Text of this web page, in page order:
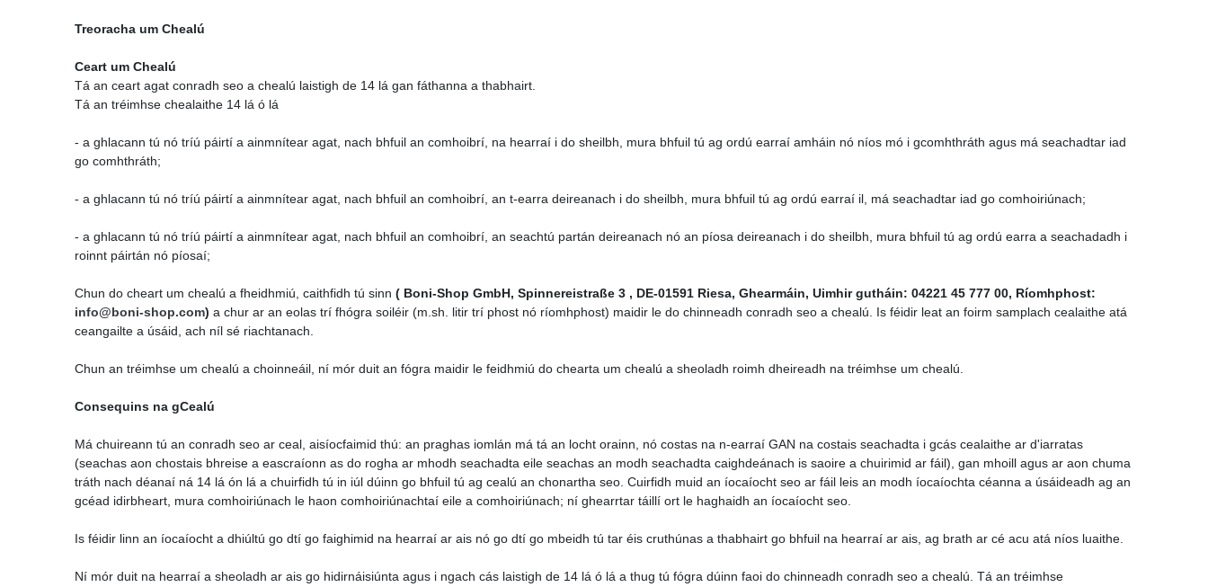
Treoracha um Chealú
Ceart um Chealú
Tá an ceart agat conradh seo a chealú laistigh de 14 lá gan fáthanna a thabhairt.
Tá an tréimhse chealaithe 14 lá ó lá
- a ghlacann tú nó tríú páirtí a ainmnítear agat, nach bhfuil an comhoibrí, na hearraí i do sheilbh, mura bhfuil tú ag ordú earraí amháin nó níos mó i gcomhthráth agus má seachadtar iad
go comhthráth;
- a ghlacann tú nó tríú páirtí a ainmnítear agat, nach bhfuil an comhoibrí, an t-earra deireanach i do sheilbh, mura bhfuil tú ag ordú earraí il, má seachadtar iad go comhoiriúnach;
- a ghlacann tú nó tríú páirtí a ainmnítear agat, nach bhfuil an comhoibrí, an seachtú partán deireanach nó an píosa deireanach i do sheilbh, mura bhfuil tú ag ordú earra a seachadadh i
roinnt páirtán nó píosaí;
Chun do cheart um chealú a fheidhmiú, caithfidh tú sinn ( Boni-Shop GmbH, Spinnereistraße 3 , DE-01591 Riesa, Ghearmáin, Uimhir gutháin: 04221 45 777 00, Ríomhphost:
info@boni-shop.com) a chur ar an eolas trí fhógra soiléir (m.sh. litir trí phost nó ríomhphost) maidir le do chinneadh conradh seo a chealú. Is féidir leat an foirm samplach cealaithe atá
ceangailte a úsáid, ach níl sé riachtanach.
Chun an tréimhse um chealú a choinneáil, ní mór duit an fógra maidir le feidhmiú do chearta um chealú a sheoladh roimh dheireadh na tréimhse um chealú.
Consequins na gCealú
Má chuireann tú an conradh seo ar ceal, aisíocfaimid thú: an praghas iomlán má tá an locht orainn, nó costas na n-earraí GAN na costais seachadta i gcás cealaithe ar d'iarratas
(seachas aon chostais bhreise a eascraíonn as do rogha ar mhodh seachadta eile seachas an modh seachadta caighdeánach is saoire a chuirimid ar fáil), gan mhoill agus ar aon chuma
tráth nach déanaí ná 14 lá ón lá a chuirfidh tú in iúl dúinn go bhfuil tú ag cealú an chonartha seo. Cuirfidh muid an íocaíocht seo ar fáil leis an modh íocaíochta céanna a úsáideadh ag an
gcéad idirbheart, mura comhoiriúnach le haon comhoiriúnachtaí eile a comhoiriúnach; ní ghearrtar táillí ort le haghaidh an íocaíocht seo.
Is féidir linn an íocaíocht a dhiúltú go dtí go faighimid na hearraí ar ais nó go dtí go mbeidh tú tar éis cruthúnas a thabhairt go bhfuil na hearraí ar ais, ag brath ar cé acu atá níos luaithe.
Ní mór duit na hearraí a sheoladh ar ais go hidirnáisiúnta agus i ngach cás laistigh de 14 lá ó lá a thug tú fógra dúinn faoi do chinneadh conradh seo a chealú. Tá an tréimhse